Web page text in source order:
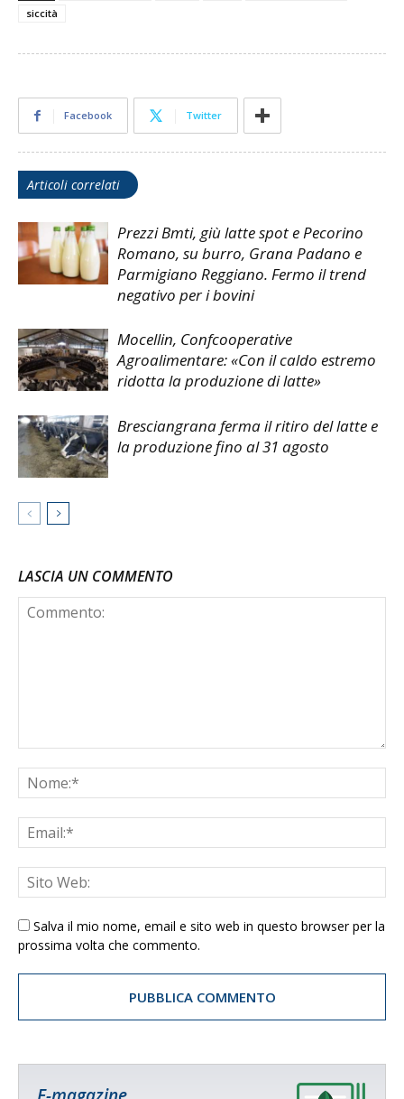
siccità
Facebook Twitter
Articoli correlati
Prezzi Bmti, giù latte spot e Pecorino
Romano, su burro, Grana Padano e
Parmigiano Reggiano. Fermo il trend
negativo per i bovini
Mocellin, Confcooperative
Agroalimentare: «Con il caldo estremo
ridotta la produzione di latte»
Bresciangrana ferma il ritiro del latte e
la produzione fino al 31 agosto
LASCIA UN COMMENTO
Salva il mio nome, email e sito web in questo browser per la
prossima volta che commento.